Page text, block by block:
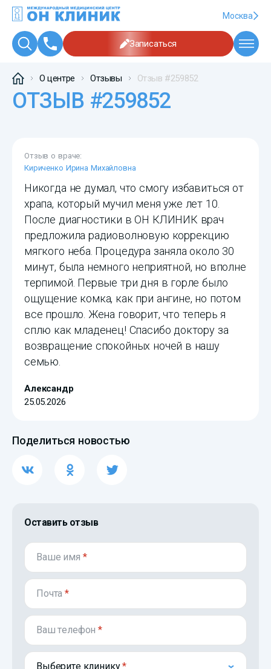
Москва
Записаться
О центре Отзывы Отзыв #259852
ОТЗЫВ #259852
Отзыв о враче:
Кириченко Ирина Михайловна
Никогда не думал, что смогу избавиться от
храпа, который мучил меня уже лет 10.
После диагностики в ОН КЛИНИК врач
предложила радиоволновую коррекцию
мягкого неба. Процедура заняла около 30
минут, была немного неприятной, но вполне
терпимой. Первые три дня в горле было
ощущение комка, как при ангине, но потом
все прошло. Жена говорит, что теперь я
сплю как младенец! Спасибо доктору за
возвращение спокойных ночей в нашу
семью.
Александр
25.05.2026
Поделиться новостью
Оставить отзыв
Ваше имя *
Почта*
Ваш телефон*
Выберите клинику